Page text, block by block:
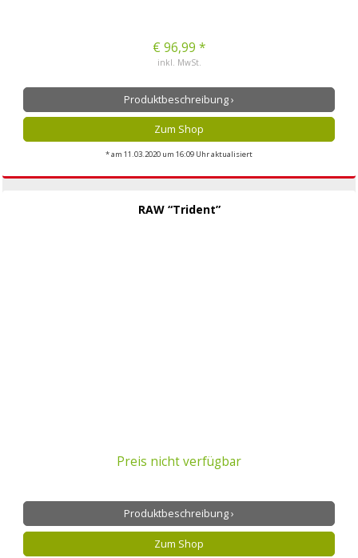
€ 96,99 *
inkl. MwSt.
Produktbeschreibung ›
Zum Shop
* am 11.03.2020 um 16:09 Uhr aktualisiert
RAW “Trident”
Preis nicht verfügbar
Produktbeschreibung ›
Zum Shop